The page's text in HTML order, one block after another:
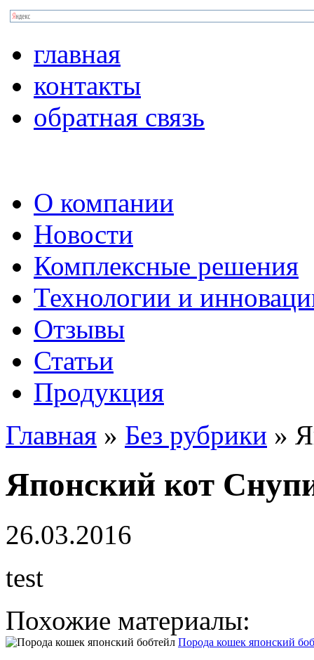
главная
контакты
обратная связь
О компании
Новости
Комплексные решения
Технологии и
Отзывы
Статьи
Продукция
Главная » Без рубрики »
Японский кот
26.03.2016
test
Похожие материалы:
Порода кошек японский